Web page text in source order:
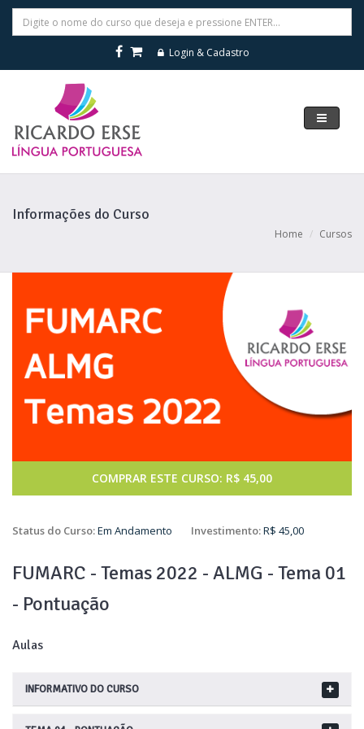
Login & Cadastro
Navegar
Informações do Curso
Home Cursos
COMPRAR ESTE CURSO: R$ 45,00
Status do Curso:Em Andamento Investimento:R$ 45,00
FUMARC - Temas 2022 - ALMG - Tema 01
- Pontuação
Aulas
INFORMATIVO DO CURSO